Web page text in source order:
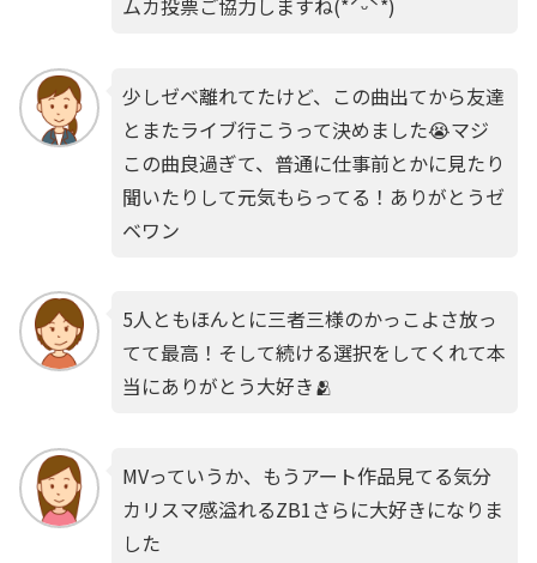
少しゼベ離れてたけど、この曲出てから友達
とまたライブ行こうって決めました😭マジ
この曲良過ぎて、普通に仕事前とかに見たり
聞いたりして元気もらってる！ありがとうゼ
ベワン
5人ともほんとに三者三様のかっこよさ放っ
てて最高！そして続ける選択をしてくれて本
当にありがとう大好き🫂
MVっていうか、もうアート作品見てる気分
カリスマ感溢れるZB1さらに大好きになりま
した